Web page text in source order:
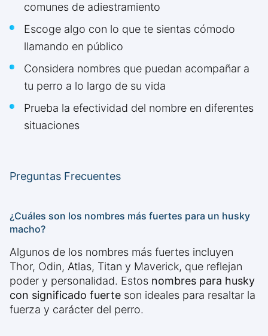
comunes de adiestramiento
Escoge algo con lo que te sientas cómodo
llamando en público
Considera nombres que puedan acompañar a
tu perro a lo largo de su vida
Prueba la efectividad del nombre en diferentes
situaciones
Preguntas Frecuentes
¿Cuáles son los nombres más fuertes para un husky
macho?
Algunos de los nombres más fuertes incluyen
Thor, Odin, Atlas, Titan y Maverick, que reflejan
poder y personalidad. Estos nombres para husky
con significado fuerte son ideales para resaltar la
fuerza y carácter del perro.